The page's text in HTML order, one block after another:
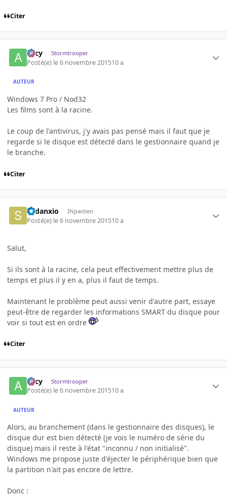
Citer
Arcy Stormtrooper
Posté(e) le 6 novembre 201510 a
AUTEUR
Windows 7 Pro / Nod32
Les films sont à la racine.
Le coup de l'antivirus, j'y avais pas pensé mais il faut que je
regarde si le disque est détecté dans le gestionnaire quand je
le branche.
Citer
Sedanxio INpactien
Posté(e) le 6 novembre 201510 a
Salut,
Si ils sont à la racine, cela peut effectivement mettre plus de
temps et plus il y en a, plus il faut de temps.
Maintenant le problème peut aussi venir d'autre part, essaye
peut-être de regarder les informations SMART du disque pour
voir si tout est en ordre
Citer
Arcy Stormtrooper
Posté(e) le 6 novembre 201510 a
AUTEUR
Alors, au branchement (dans le gestionnaire des disques), le
disque dur est bien détecté (je vois le numéro de série du
disque) mais il reste à l'état "inconnu / non initialisé".
Windows me propose juste d'éjecter le périphérique bien que
la partition n'ait pas encore de lettre.
Donc :